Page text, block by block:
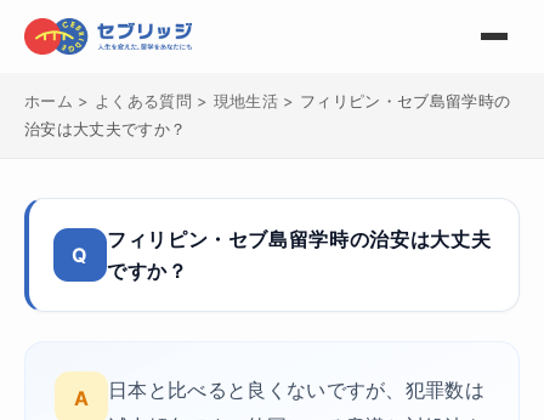
ホーム > よくある質問 > 現地生活 > フィリピン・セブ島留学時の
治安は大丈夫ですか？
Q
フィリピン・セブ島留学時の治安は大丈夫
ですか？
A
日本と比べると良くないですが、犯罪数は